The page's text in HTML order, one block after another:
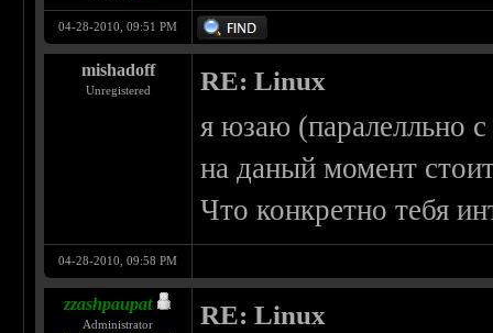
04-28-2010, 09:51 PM
mishadoff
Unregistered RE: Linux
я юзаю (паралелльно
на даный момент
Что конкретно тебя
04-28-2010, 09:58 PM
zzashpaupat
Administrator RE: Linux